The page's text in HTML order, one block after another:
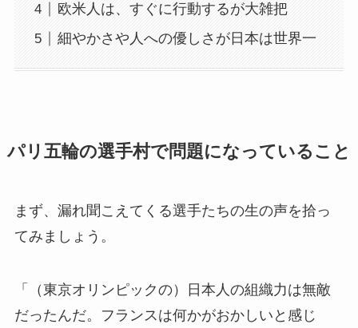
欧米人は、すぐに行動するが大雑把
細やかさや人への優しさが日本は世界一
パリ五輪の選手村で問題になっていること
まず、漏れ聞こえてくる選手たちの生の声を拾っ
てみましょう。
「（東京オリンピックの）日本人の組織力は無敵
だったんだ。フランスは何かがおかしいと感じ